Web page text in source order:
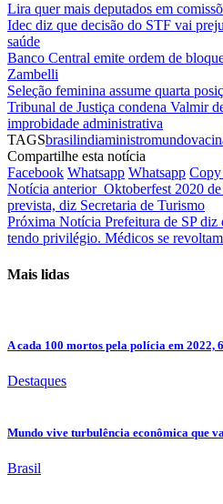
Lira quer mais deputados em
Idec diz que decisão do STF vai
saúde
Banco Central emite ordem de
Zambelli
Seleção feminina assume quarta
Tribunal de Justiça condena Valmir
improbidade administrativa
TAGSbrasilindiaministromundo
Compartilhe esta notícia
Facebook Whatsapp Whatsapp
Notícia anterior Oktoberfest 2020
prevista, diz Secretaria de Turismo
Próxima Notícia Prefeitura de SP diz
tendo privilégio. Médicos se revoltam
Mais lidas
A cada 100 mortos pela polícia em 2022,
Destaques
Mundo vive turbulência econômica que
Brasil